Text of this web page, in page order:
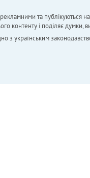
та публікуються
контенту і поділяє думки,
з українським